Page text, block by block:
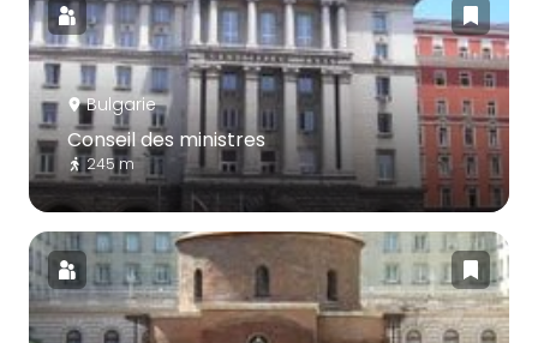
Bulgarie
Conseil des ministres
245 m